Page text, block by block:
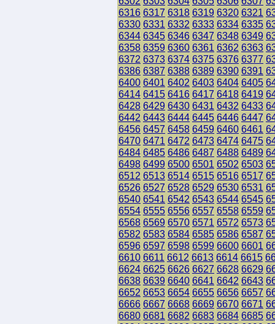
6316 6317 6318 6319 6320 6321
6330 6331 6332 6333 6334 6335
6344 6345 6346 6347 6348 6349
6358 6359 6360 6361 6362 6363
6372 6373 6374 6375 6376 6377
6386 6387 6388 6389 6390 6391
6400 6401 6402 6403 6404 6405
6414 6415 6416 6417 6418 6419
6428 6429 6430 6431 6432 6433
6442 6443 6444 6445 6446 6447
6456 6457 6458 6459 6460 6461
6470 6471 6472 6473 6474 6475
6484 6485 6486 6487 6488 6489
6498 6499 6500 6501 6502 6503
6512 6513 6514 6515 6516 6517
6526 6527 6528 6529 6530 6531
6540 6541 6542 6543 6544 6545
6554 6555 6556 6557 6558 6559
6568 6569 6570 6571 6572 6573
6582 6583 6584 6585 6586 6587
6596 6597 6598 6599 6600 6601
6610 6611 6612 6613 6614 6615
6624 6625 6626 6627 6628 6629
6638 6639 6640 6641 6642 6643
6652 6653 6654 6655 6656 6657
6666 6667 6668 6669 6670 6671
6680 6681 6682 6683 6684 6685